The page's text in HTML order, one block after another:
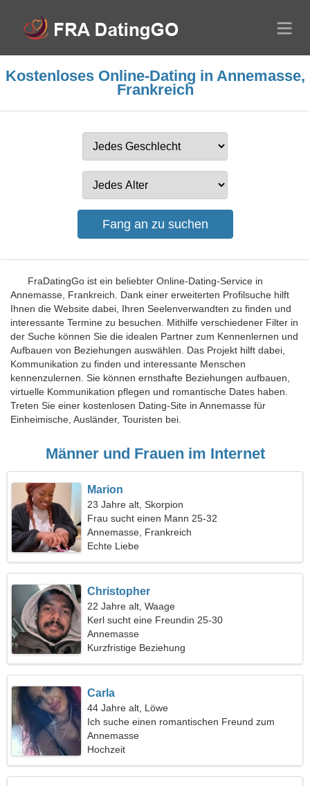
Kostenloses Online-Dating in Annemasse,
Frankreich
FraDatingGo ist ein beliebter Online-Dating-Service in
Annemasse, Frankreich. Dank einer erweiterten Profilsuche hilft
Ihnen die Website dabei, Ihren Seelenverwandten zu finden und
interessante Termine zu besuchen. Mithilfe verschiedener Filter in
der Suche können Sie die idealen Partner zum Kennenlernen und
Aufbauen von Beziehungen auswählen. Das Projekt hilft dabei,
Kommunikation zu finden und interessante Menschen
kennenzulernen. Sie können ernsthafte Beziehungen aufbauen,
virtuelle Kommunikation pflegen und romantische Dates haben.
Treten Sie einer kostenlosen Dating-Site in Annemasse für
Einheimische, Ausländer, Touristen bei.
Männer und Frauen im Internet
Marion
23 Jahre alt, Skorpion
Frau sucht einen Mann 25-32
Annemasse, Frankreich
Echte Liebe
Christopher
22 Jahre alt, Waage
Kerl sucht eine Freundin 25-30
Annemasse
Kurzfristige Beziehung
Carla
44 Jahre alt, Löwe
Ich suche einen romantischen Freund zum
Tanzen
Annemasse
Hochzeit